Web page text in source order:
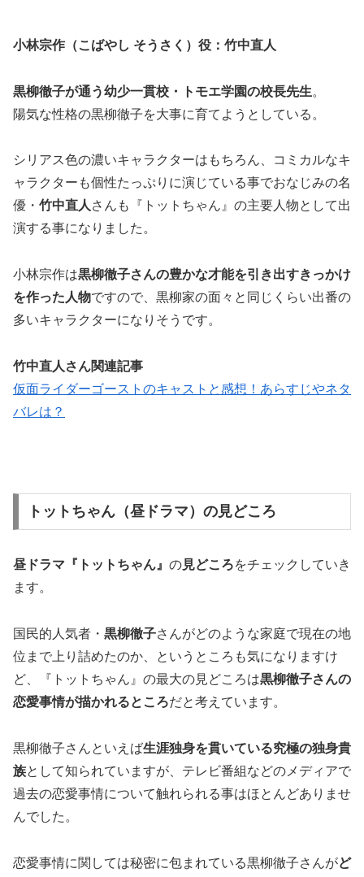
小林宗作（こばやし そうさく）役：竹中直人
黒柳徹子が通う幼少一貫校・トモエ学園の校長先生。
陽気な性格の黒柳徹子を大事に育てようとしている。
シリアス色の濃いキャラクターはもちろん、コミカルなキ
ャラクターも個性たっぷりに演じている事でおなじみの名
優・ 竹中直人 さんも『トットちゃん』の主要人物として出
演する事になりました。
小林宗作は黒柳徹子さんの豊かな才能を引き出すきっかけ
を作った人物ですので、黒柳家の面々と同じくらい出番の
多いキャラクターになりそうです。
竹中直人さん関連記事
仮面ライダーゴーストのキャストと感想！あらすじやネタ
バレは？
トットちゃん（昼ドラマ）の見どころ
昼ドラマ『トットちゃん』 の見どころをチェックしていき
ます。
国民的人気者・ 黒柳徹子さんがどのような家庭で現在の地
位まで上り詰めたのか、というところも気になりますけ
ど、『トットちゃん』の最大の見どころは黒柳徹子さんの
恋愛事情が描かれるところだと考えています。
黒柳徹子さんといえば生涯独身を貫いている究極の独身貴
族として知られていますが、テレビ番組などのメディアで
過去の恋愛事情について触れられる事はほとんどありませ
んでした。
恋愛事情に関しては秘密に包まれている黒柳徹子さんがど